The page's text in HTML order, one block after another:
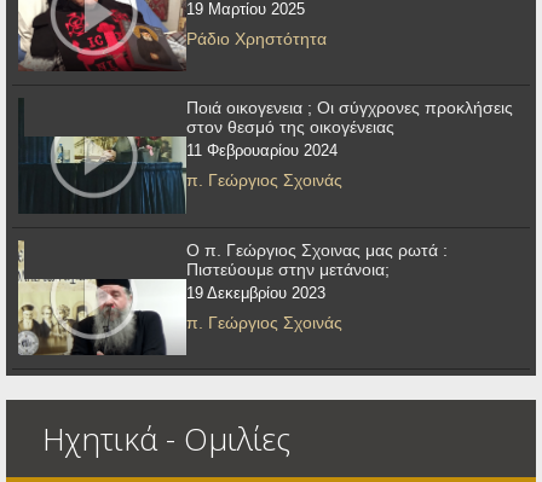
19 Μαρτίου 2025
Ράδιο Χρηστότητα
Ποιά οικογενεια ; Οι σύγχρονες προκλήσεις
στον θεσμό της οικογένειας
11 Φεβρουαρίου 2024
π. Γεώργιος Σχοινάς
Ο π. Γεώργιος Σχοινας μας ρωτά :
Πιστεύουμε στην μετάνοια;
19 Δεκεμβρίου 2023
π. Γεώργιος Σχοινάς
Ηχητικά - Ομιλίες